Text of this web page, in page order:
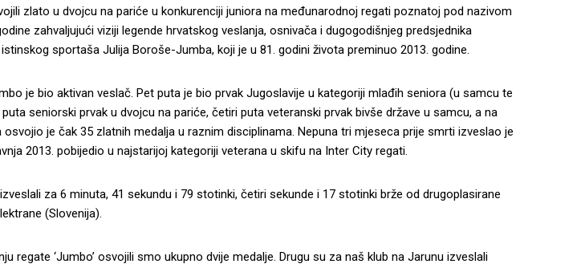
zlato u dvojcu na pariće u konkurenciji juniora na međunarodnoj regati poznatoj pod nazivom
zahvaljujući viziji legende hrvatskog veslanja, osnivača i dugogodišnjeg predsjednika
istinskog sportaša Julija Boroše-Jumba, koji je u 81. godini života preminuo 2013. godine.
je bio aktivan veslač. Pet puta je bio prvak Jugoslavije u kategoriji mlađih seniora (u samcu te
seniorski prvak u dvojcu na pariće, četiri puta veteranski prvak bivše države u samcu, a na
je čak 35 zlatnih medalja u raznim disciplinama. Nepuna tri mjeseca prije smrti izveslao je
2013. pobijedio u najstarijoj kategoriji veterana u skifu na Inter City regati.
za 6 minuta, 41 sekundu i 79 stotinki, četiri sekunde i 17 stotinki brže od drugoplasirane
(Slovenija).
regate ‘Jumbo’ osvojili smo ukupno dvije medalje. Drugu su za naš klub na Jarunu izveslali